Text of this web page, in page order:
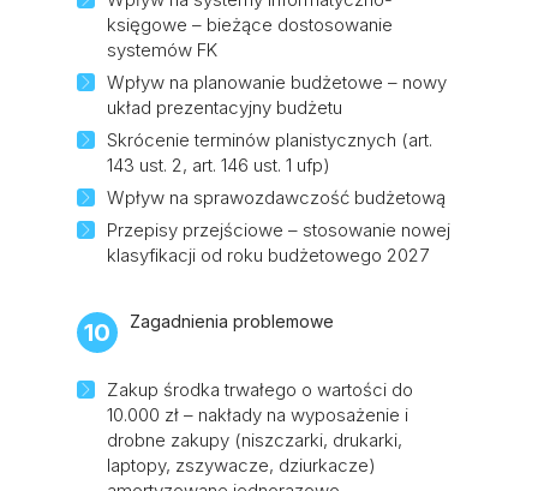
księgowe – bieżące dostosowanie
systemów FK
Wpływ na planowanie budżetowe – nowy
układ prezentacyjny budżetu
Skrócenie terminów planistycznych (art.
143 ust. 2, art. 146 ust. 1 ufp)
Wpływ na sprawozdawczość budżetową
Przepisy przejściowe – stosowanie nowej
klasyfikacji od roku budżetowego 2027
10 Zagadnienia problemowe
Zakup środka trwałego o wartości do
10.000 zł – nakłady na wyposażenie i
drobne zakupy (niszczarki, drukarki,
laptopy, zszywacze, dziurkacze)